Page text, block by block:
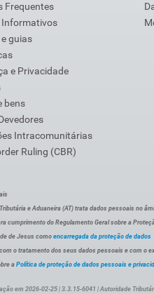
Frequentes
Informativos
guias
e Privacidade
bens
Intracomunitárias
Ruling (CBR)
e Aduaneira (AT) trata dados pessoais no
cumprimento do Regulamento Geral sobre a
de Jesus como encarregada da proteção de dados
o tratamento dos seus dados pessoais e com o
a Política de proteção de dados pessoais e
em 2026-02-25 | 3.3.15-6041 | Autoridade